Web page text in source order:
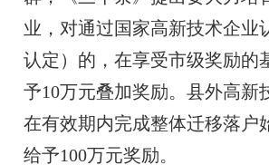
业，对通过国家高新技术企业
认定）的，在享受市级奖励的
予10万元叠加奖励。县外高新
在有效期内完成整体迁移落户
给予100万元奖励。